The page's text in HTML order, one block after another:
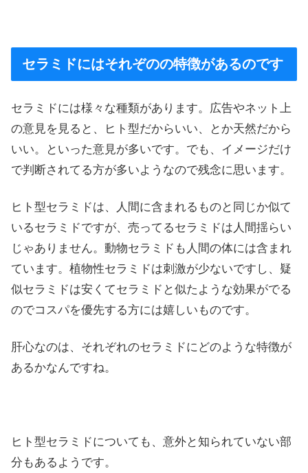
セラミドにはそれぞのの特徴があるのです
セラミドには様々な種類があります。広告やネット上
の意見を見ると、ヒト型だからいい、とか天然だから
いい。といった意見が多いです。でも、イメージだけ
で判断されてる方が多いようなので残念に思います。
ヒト型セラミドは、人間に含まれるものと同じか似て
いるセラミドですが、売ってるセラミドは人間揺らい
じゃありません。動物セラミドも人間の体には含まれ
ています。植物性セラミドは刺激が少ないですし、疑
似セラミドは安くてセラミドと似たような効果がでる
のでコスパを優先する方には嬉しいものです。
肝心なのは、それぞれのセラミドにどのような特徴が
あるかなんですね。
ヒト型セラミドについても、意外と知られていない部
分もあるようです。